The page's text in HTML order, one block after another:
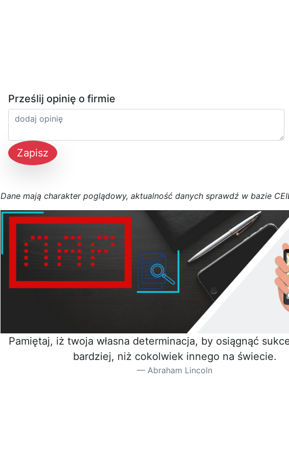
Prześlij opinię o firmie
Zapisz
Dane mają charakter poglądowy, aktualność danych sprawdź w bazie
Pamiętaj, iż twoja własna determinacja, by osiągnąć
bardziej, niż cokolwiek innego na świecie.
Abraham Lincoln